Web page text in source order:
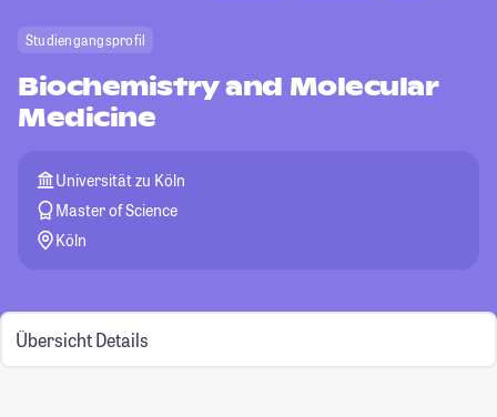
Studiengangsprofil
Biochemistry and Molecular
Medicine
Universität zu Köln
Master of Science
Köln
Übersicht Details